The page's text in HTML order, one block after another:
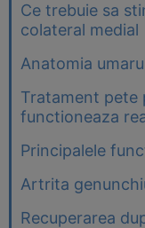
Ce trebuie sa
colateral medial
Anatomia
Tratament pete
functioneaza
Principalele
Artrita
Recuperarea